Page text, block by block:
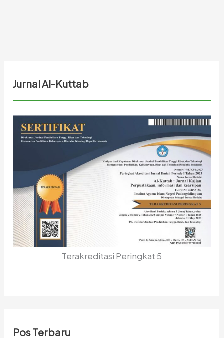
Jurnal Al-Kuttab
Terakreditasi Peringkat 5
Pos Terbaru